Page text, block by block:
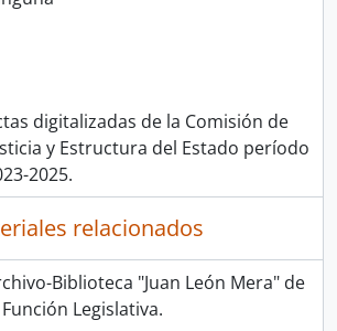
digitalizadas de la Comisión de
y Estructura del Estado período
2025.
relacionados
Biblioteca "Juan León Mera" de
Legislativa.